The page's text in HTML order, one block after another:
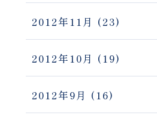
2012年11月 (23)
2012年10月 (19)
2012年9月 (16)